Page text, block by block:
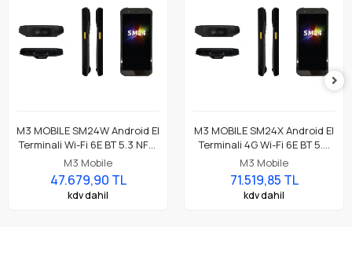
M3 MOBILE SM24W Android El
Terminali Wi-Fi 6E BT 5.3 NFC,
8GB/128GB, CM60E 2D
Okuyucu
M3 Mobile
47.679,90 TL
kdv dahil
M3 MOBILE SM24X Android El
Terminali 4G Wi-Fi 6E BT 5.3
NFC, 8GB/128GB, CM60E 2D
Okuyucu
M3 Mobile
71.519,85 TL
kdv dahil